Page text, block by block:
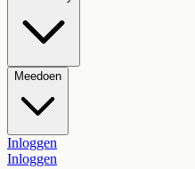
Meedoen
Inloggen
Inloggen